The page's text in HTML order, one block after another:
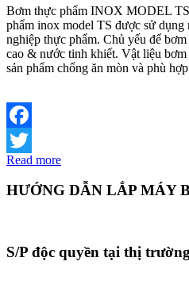
Bơm thực phẩm INOX MODEL
phẩm inox model TS được sử dụng
nghiệp thực phẩm. Chủ yếu để
cao & nước tinh khiết. Vật liệu
sản phẩm chống ăn mòn và phù
Facebook
Twitter
Read more
HƯỚNG DẪN LẮP MÁY
S/P độc quyền tại thị